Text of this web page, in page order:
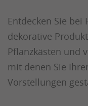
Entdecken Sie
dekorative
Pflanzkästen und
mit denen Sie
Vorstellungen